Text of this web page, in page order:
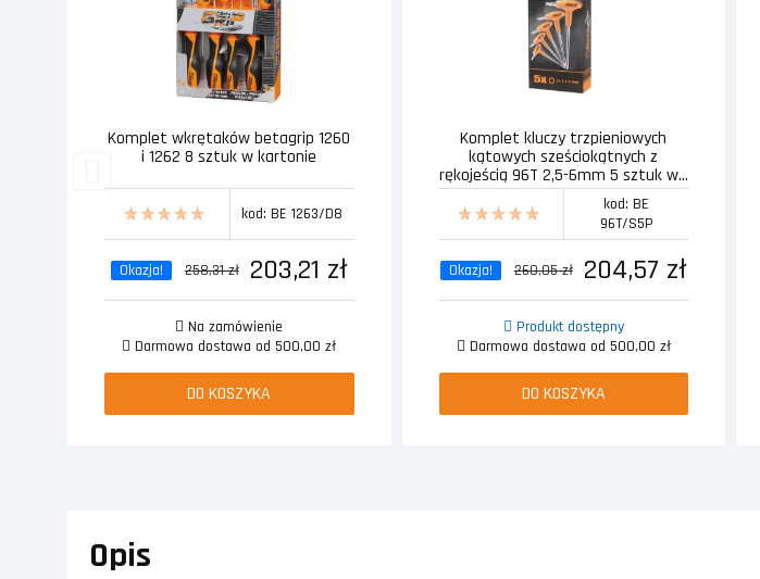
Komplet wkrętaków betagrip 1260
i 1262 8 sztuk w kartonie
kod: BE 1263/D8
Okazja! 258,31 zł 203,21 zł
Na zamówienie
Darmowa dostawa od 500,00 zł
DO KOSZYKA
Komplet kluczy trzpieniowych
kątowych sześciokątnych z
rękojeścią 96T 2,5-6mm 5 sztuk w...
kod: BE
96T/S5P
Okazja! 260,05 zł 204,57 zł
Produkt dostępny
Darmowa dostawa od 500,00 zł
DO KOSZYKA
Opis